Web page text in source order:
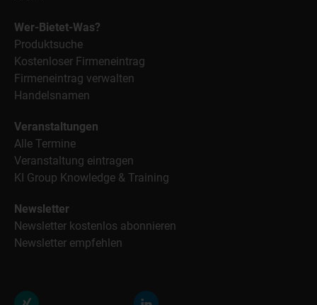
Wer-Bietet-Was?
Produktsuche
Kostenloser Firmeneintrag
Firmeneintrag verwalten
Handelsnamen
Veranstaltungen
Alle Termine
Veranstaltung eintragen
KI Group Knowledge & Training
Newsletter
Newsletter kostenlos abonnieren
Newsletter empfehlen